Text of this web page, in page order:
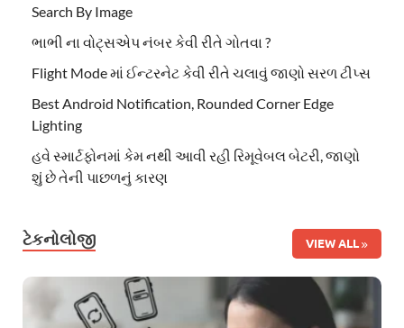
Search By Image
ભાભી ના વોટ્સએપ નંબર કેવી રીતે ગોતવા ?
Flight Mode માં ઈન્ટરનેટ કેવી રીતે ચલાવું જાણો સરળ ટીપ્સ
Best Android Notification, Rounded Corner Edge
Lighting
હવે સ્માર્ટફોનમાં કેમ નથી આવી રહી રિમૂવેબલ બેટરી, જાણો
શું છે તેની પાછળનું કારણ
ટેકનોલોજી VIEW ALL